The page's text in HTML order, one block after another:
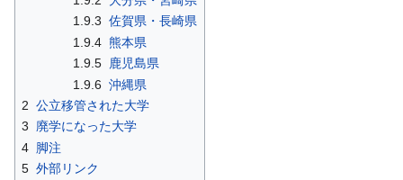
1.9.3 佐賀県・長崎県
1.9.4 熊本県
1.9.5
鹿児島県
1.9.6 沖縄県
2 公立移管された大学
3
廃学になった大学
4 脚注
5 外部リンク